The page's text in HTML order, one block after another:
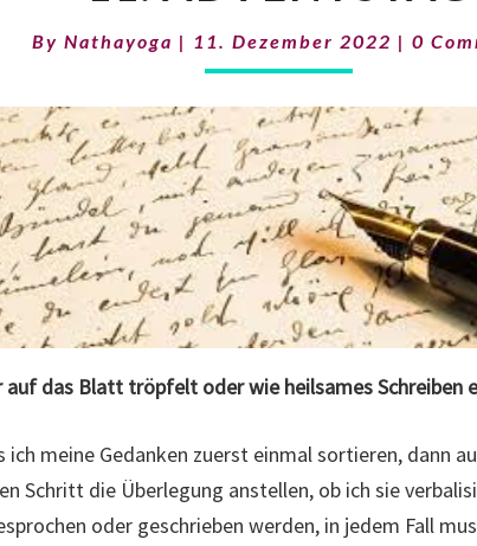
By Nathayoga | 11. Dezember 2022 | 0
auf das Blatt tröpfelt oder wie heilsames Schreiben
ich meine Gedanken zuerst einmal sortieren, dann
Schritt die Überlegung anstellen, ob ich sie
oder geschrieben werden, in jedem Fall